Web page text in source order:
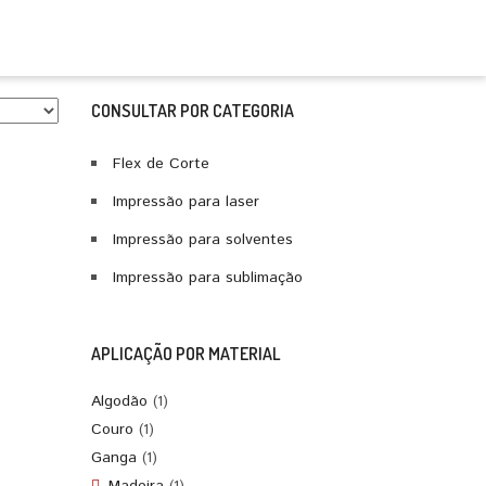
CONSULTAR POR CATEGORIA
Flex de Corte
Impressão para laser
Impressão para solventes
Impressão para sublimação
APLICAÇÃO POR MATERIAL
Algodão (1)
Couro (1)
Ganga (1)